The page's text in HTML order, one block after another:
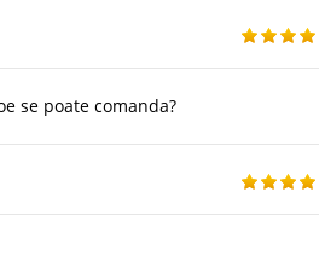
se poate comanda?